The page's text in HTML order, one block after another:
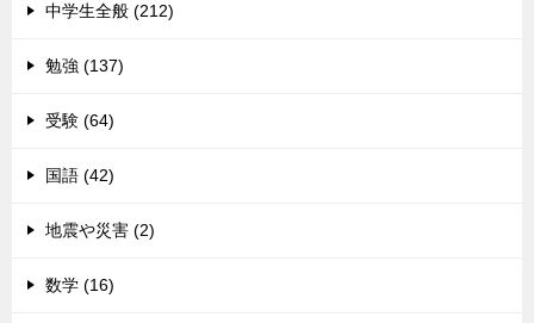
中学生全般 (212)
勉強 (137)
受験 (64)
国語 (42)
地震や災害 (2)
数学 (16)